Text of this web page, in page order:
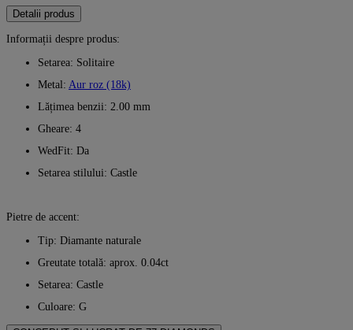
Detalii produs
Informații despre produs:
Setarea: Solitaire
Metal: Aur roz (18k)
Lățimea benzii: 2.00 mm
Gheare: 4
WedFit: Da
Setarea stilului: Castle
Pietre de accent:
Tip: Diamante naturale
Greutate totală: aprox. 0.04ct
Setarea: Castle
Culoare: G